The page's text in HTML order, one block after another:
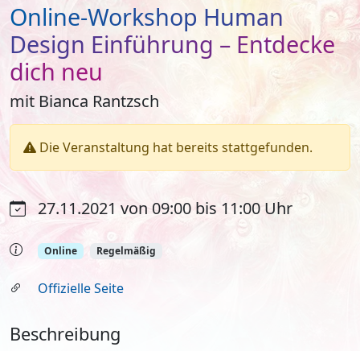
Online-Workshop Human
Design Einführung – Entdecke
dich neu
mit Bianca Rantzsch
Die Veranstaltung hat bereits stattgefunden.
27.11.2021 von 09:00 bis 11:00 Uhr
Online Regelmäßig
Offizielle Seite
Beschreibung